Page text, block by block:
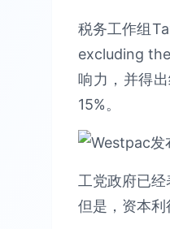
税务工作组
excluding
响力，并得
15%。
工党政府已
但是，资本利